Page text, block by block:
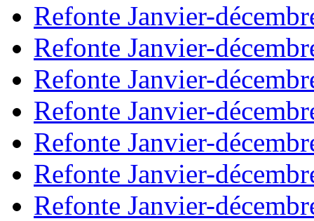
Refonte Janvier-
Refonte Janvier-
Refonte Janvier-
Refonte Janvier-
Refonte Janvier-
Refonte Janvier-
Refonte Janvier-